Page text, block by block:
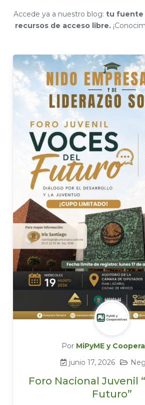
Accede ya a nuestro blog: tu fuente
recursos de acceso libre.
Por MiPyME y
junio 17, 2026
Foro Nacional Juvenil
Futuro”